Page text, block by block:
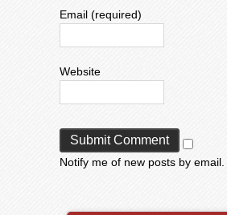
Email (required)
Website
Notify me of new posts by email.